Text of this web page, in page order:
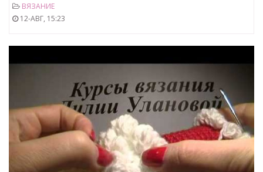
ВЯЗАНИЕ
12-АВГ, 15:23